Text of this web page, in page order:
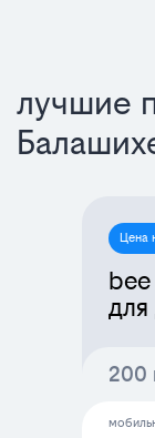
лучшие
Цена
200